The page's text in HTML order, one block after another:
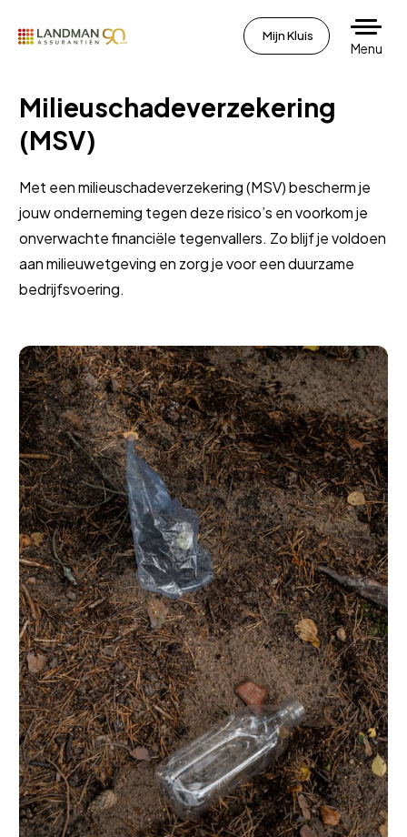
Mijn Kluis
Menu
Milieuschadeverzekering
(MSV)
Met een milieuschadeverzekering (MSV) bescherm je
jouw onderneming tegen deze risico’s en voorkom je
onverwachte financiële tegenvallers. Zo blijf je voldoen
aan milieuwetgeving en zorg je voor een duurzame
bedrijfsvoering.